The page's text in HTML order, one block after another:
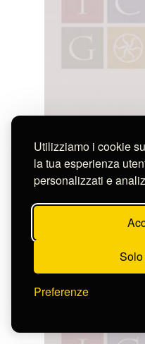
Utilizziamo i cookie
la tua esperienza
personalizzati e
Preferenze
Thomassin Simon
HON. DANDRE',
S-CL3175_2715